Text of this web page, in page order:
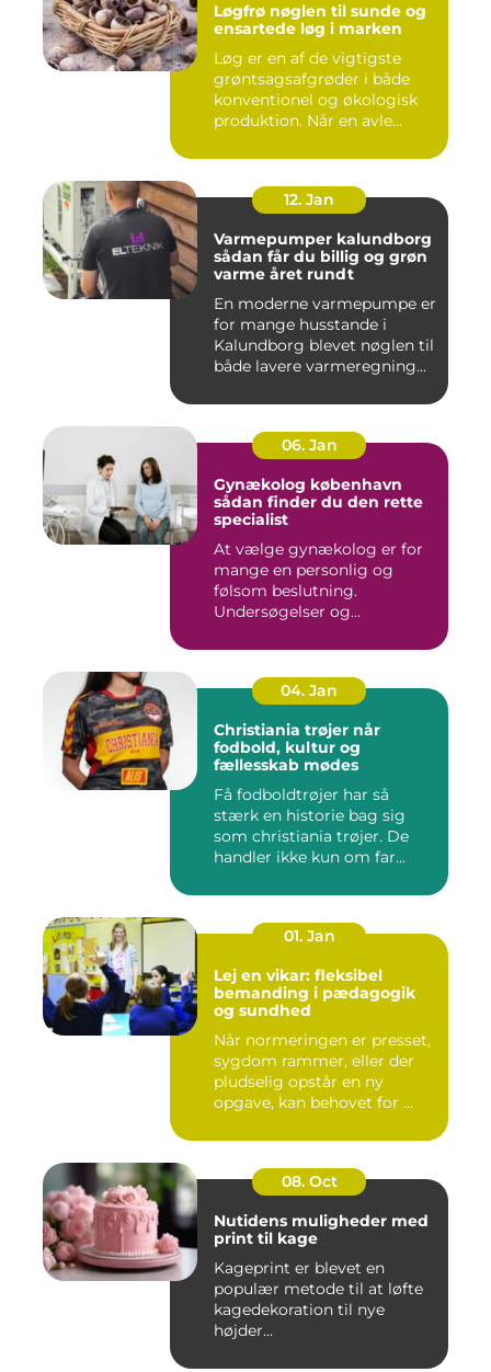
Løgfrø nøglen til sunde og
ensartede løg i marken
Løg er en af de vigtigste
grøntsagsafgrøder i både
konventionel og økologisk
produktion. Når en avle...
12. Jan
Varmepumper kalundborg
sådan får du billig og grøn
varme året rundt
En moderne varmepumpe er
for mange husstande i
Kalundborg blevet nøglen til
både lavere varmeregning...
06. Jan
Gynækolog københavn
sådan finder du den rette
specialist
At vælge gynækolog er for
mange en personlig og
følsom beslutning.
Undersøgelser og
04. Jan
Christiania trøjer når
fodbold, kultur og
fællesskab mødes
Få fodboldtrøjer har så
stærk en historie bag sig
som christiania trøjer. De
handler ikke kun om far...
01. Jan
Lej en vikar: fleksibel
bemanding i pædagogik
og sundhed
Når normeringen er presset,
sygdom rammer, eller der
pludselig opstår en ny
opgave, kan behovet for ...
08. Oct
Nutidens muligheder med
print til kage
Kageprint er blevet en
populær metode til at løfte
kagedekoration til nye
højder...